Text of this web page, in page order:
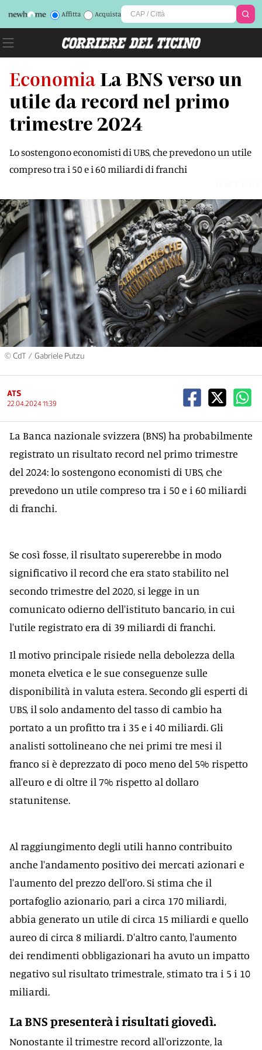
Affitta Acquista
Economia La BNS verso un
utile da record nel primo
trimestre 2024
Lo sostengono economisti di UBS, che prevedono un utile
compreso tra i 50 e i 60 miliardi di franchi
© CdT / Gabriele Putzu
ATS
22.04.2024 11:39
La Banca nazionale svizzera (BNS) ha probabilmente
registrato un risultato record nel primo trimestre
del 2024: lo sostengono economisti di UBS, che
prevedono un utile compreso tra i 50 e i 60 miliardi
di franchi.
Se così fosse, il risultato supererebbe in modo
significativo il record che era stato stabilito nel
secondo trimestre del 2020, si legge in un
comunicato odierno dell'istituto bancario, in cui
l'utile registrato era di 39 miliardi di franchi.
Il motivo principale risiede nella debolezza della
moneta elvetica e le sue conseguenze sulle
disponibilità in valuta estera. Secondo gli esperti di
UBS, il solo andamento del tasso di cambio ha
portato a un profitto tra i 35 e i 40 miliardi. Gli
analisti sottolineano che nei primi tre mesi il
franco si è deprezzato di poco meno del 5% rispetto
all'euro e di oltre il 7% rispetto al dollaro
statunitense.
Al raggiungimento degli utili hanno contribuito
anche l'andamento positivo dei mercati azionari e
l'aumento del prezzo dell'oro. Si stima che il
portafoglio azionario, pari a circa 170 miliardi,
abbia generato un utile di circa 15 miliardi e quello
aureo di circa 8 miliardi. D'altro canto, l'aumento
dei rendimenti obbligazionari ha avuto un impatto
negativo sul risultato trimestrale, stimato tra i 5 i 10
miliardi.
La BNS presenterà i risultati giovedì.
Nonostante il trimestre record all'orizzonte, la